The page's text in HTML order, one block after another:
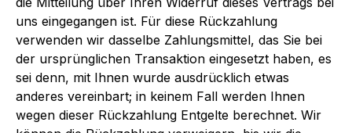
uns eingegangen ist. Für diese Rückzahlung
verwenden wir dasselbe Zahlungsmittel, das Sie bei
der ursprünglichen Transaktion eingesetzt haben, es
sei denn, mit Ihnen wurde ausdrücklich etwas
anderes vereinbart; in keinem Fall werden Ihnen
wegen dieser Rückzahlung Entgelte berechnet. Wir